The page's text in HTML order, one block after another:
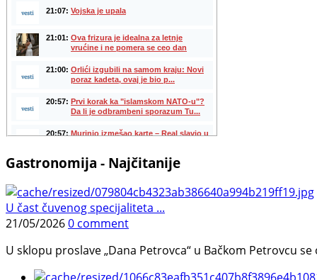
Gastronomija - Najčitanije
U čast čuvenog specijaliteta ...
21/05/20260 comment
U sklopu proslave „Dana Petrovca“ u Bačkom Petrovcu